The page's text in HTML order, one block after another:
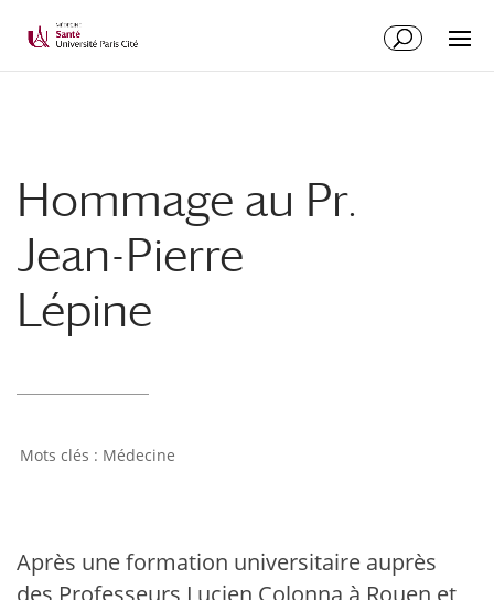
Hommage au Pr.
Jean-Pierre
Lépine
Médecine
Après une formation universitaire auprès
des Professeurs Lucien Colonna à Rouen et